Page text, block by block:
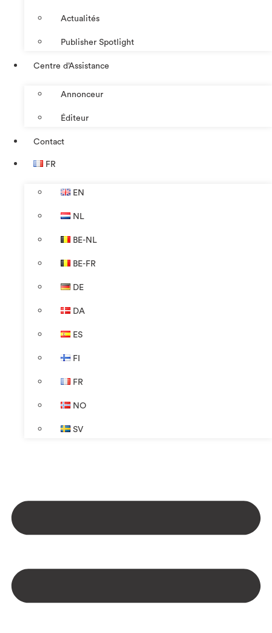
Actualités
Publisher Spotlight
Centre d’Assistance
Annonceur
Éditeur
Contact
FR
EN
NL
BE-NL
BE-FR
DE
DA
ES
FI
FR
NO
SV